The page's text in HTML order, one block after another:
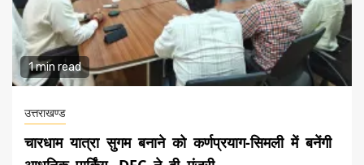
1 min read
उत्तराखण्ड
चारधाम यात्रा सुगम बनाने को कर्णप्रयाग-सिमली में बनेंगी